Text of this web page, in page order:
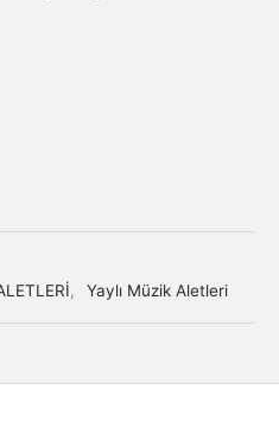
, Yaylı Müzik Aletleri